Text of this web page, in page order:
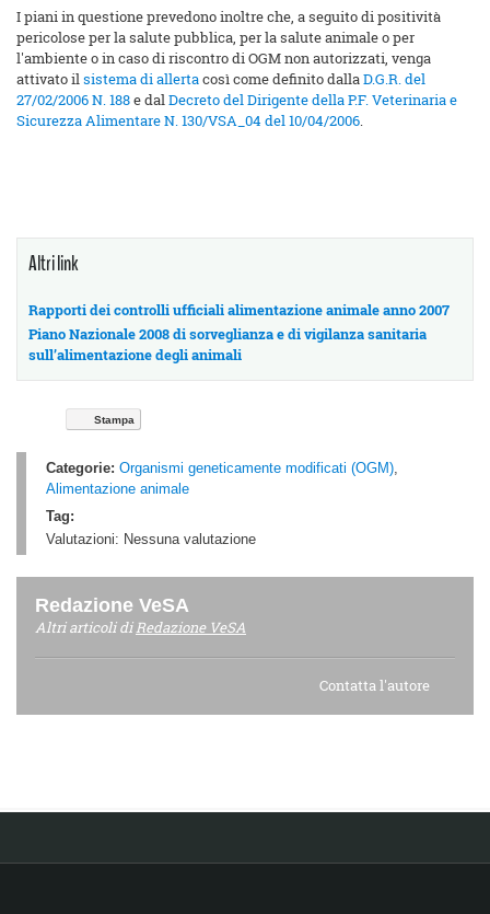
I piani in questione prevedono inoltre che, a seguito di positività
pericolose per la salute pubblica, per la salute animale o per
l'ambiente o in caso di riscontro di OGM non autorizzati, venga
attivato ilsistema di allertacosì come definito dallaD.G.R. del
27/02/2006 N. 188e dalDecreto del Dirigente della P.F. Veterinaria e
Sicurezza Alimentare N. 130/VSA_04 del 10/04/2006.
Altri link
Rapporti dei controlli ufficiali alimentazione animale anno 2007
Piano Nazionale 2008 di sorveglianza e di vigilanza sanitaria
sull’alimentazione degli animali
Stampa
Categorie: Organismi geneticamente modificati (OGM),
Alimentazione animale
Tag:
Valutazioni: Nessuna valutazione
Redazione VeSA
Altri articoli diRedazione VeSA
Contatta l'autore